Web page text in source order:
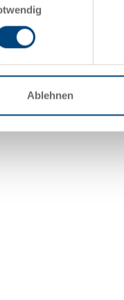
Ablehnen
/ Barcodes